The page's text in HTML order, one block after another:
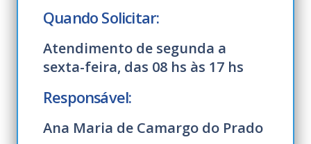
Quando Solicitar:
Atendimento de segunda a
sexta-feira, das 08 hs às 17 hs
Responsável:
Ana Maria de Camargo do Prado